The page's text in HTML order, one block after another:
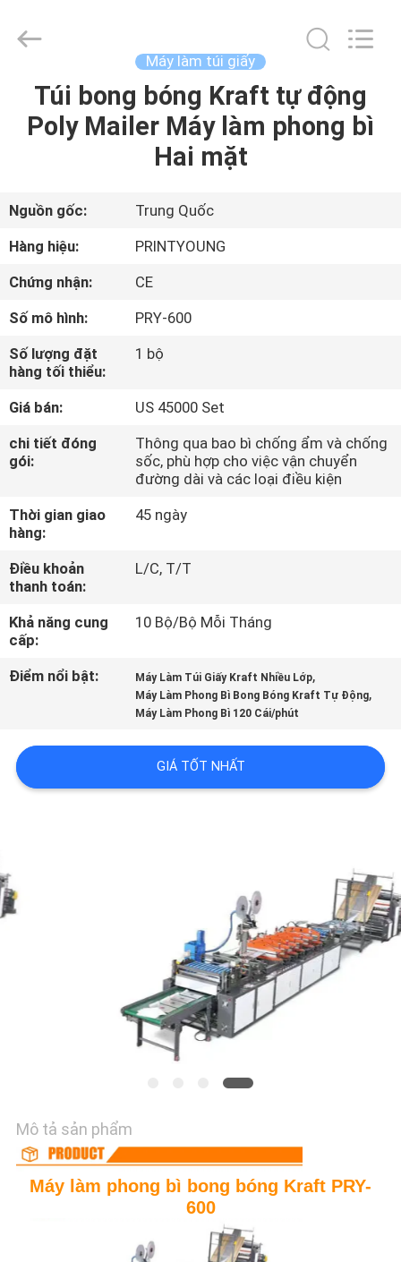
TRANG
CHỦ
SẢN
PHẨM
VỀ
CHÚNG
TÔI
THAM
QUAN
NHÀ
MÁY
KIỂM
SOÁT
CHẤT
LIÊN
YÊU
TRANG
WEB
Printyoung
International
Máy làm túi giấy
Túi bong bóng Kraft tự động
Poly Mailer Máy làm phong bì
Hai mặt
Nguồn gốc:
Trung Quốc
Hàng hiệu:
PRINTYOUNG
Chứng nhận:
CE
Số mô hình:
PRY-600
Số lượng đặt
hàng tối thiểu:
1 bộ
Giá bán:
US 45000 Set
chi tiết đóng
gói:
Thông qua bao bì chống ẩm và chống
sốc, phù hợp cho việc vận chuyển
đường dài và các loại điều kiện
Thời gian giao
hàng:
45 ngày
Điều khoản
thanh toán:
L/C, T/T
Khả năng cung
cấp:
10 Bộ/Bộ Mỗi Tháng
Điểm nổi bật: Máy Làm Túi Giấy Kraft Nhiều Lớp,
Máy Làm Phong Bì Bong Bóng Kraft Tự Động,
Máy Làm Phong Bì 120 Cái/phút
GIÁ TỐT NHẤT
Mô tả sản phẩm
Máy làm phong bì bong bóng Kraft PRY-
600